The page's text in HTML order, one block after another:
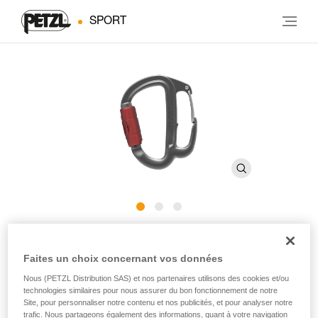
SPORT
Mousqueton avec ergot de freinage pour descendeurs
STOP et SIMPLE
Faites un choix concernant vos données
Nous (PETZL Distribution SAS) et nos partenaires utilisons des cookies et/ou
technologies similaires pour nous assurer du bon fonctionnement de notre
Site, pour personnaliser notre contenu et nos publicités, et pour analyser notre
trafic. Nous partageons également des informations, quant à votre navigation